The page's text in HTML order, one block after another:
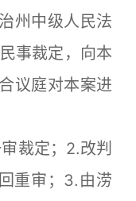
州中级人民法
事裁定，向本
议庭对本案进
裁定；2.改判
重审；3.由涝